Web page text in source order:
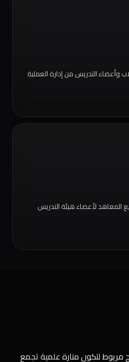
وأعضاء التدريس من إدارة العملية
لأعضاء هيئة التدريس
مريوط لتكون منارة علمية تجمع